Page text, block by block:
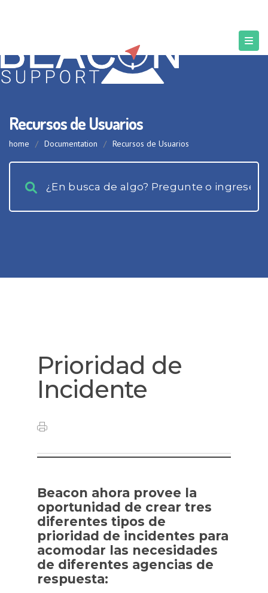
Recursos de Usuarios
home / Documentation / Recursos de Usuarios
Prioridad de
Incidente
Beacon ahora provee la
oportunidad de crear tres
diferentes tipos de
prioridad de incidentes para
acomodar las necesidades
de diferentes agencias de
respuesta: